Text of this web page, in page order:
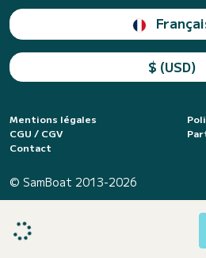
$ (USD)
Mentions légales
CGU / CGV
Contact
© SamBoat 2013-2026